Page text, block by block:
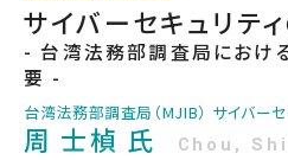
サイバーセキュリテ
- 台湾法務部調査局におけ
要 -
台湾法務部調査局（MJIB） サイバー
周 士楨 氏 Chou,